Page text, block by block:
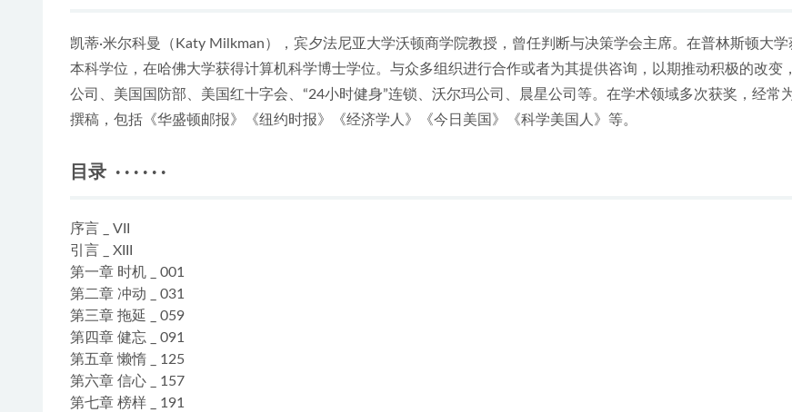
凯蒂·米尔科曼（Katy Milkman），宾夕法尼亚大学沃顿商学院教授，曾任判断与决策学会主席。在普林斯顿大学
本科学位，在哈佛大学获得计算机科学博士学位。与众多组织进行合作或者为其提供咨询，以期推动积极的改变
公司、美国国防部、美国红十字会、“24小时健身”连锁、沃尔玛公司、晨星公司等。在学术领域多次获奖，经常
撰稿，包括《华盛顿邮报》《纽约时报》《经济学人》《今日美国》《科学美国人》等。
目录 · · · · · ·
序言 _ VII
引言 _ XIII
第一章 时机 _ 001
第二章 冲动 _ 031
第三章 拖延 _ 059
第四章 健忘 _ 091
第五章 懒惰 _ 125
第六章 信心 _ 157
第七章 榜样 _ 191